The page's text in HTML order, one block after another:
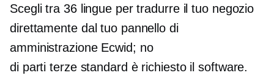
Scegli tra 36 lingue per tradurre il tuo negozio
direttamente dal tuo pannello di
amministrazione Ecwid; no
di parti terze standard è richiesto il software.